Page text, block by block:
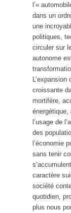
l’«
dans un
une
politiques,
circuler sur
autonome
croissante
mortifère,
énergétique,
l’usage de
des
l’économie
sans tenir
caractère
société
quotidien,
plus nous